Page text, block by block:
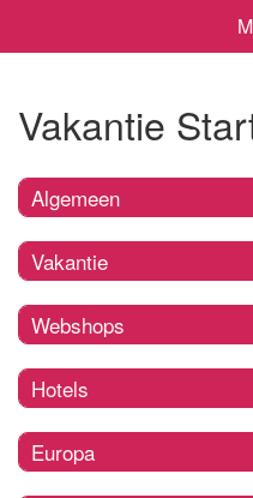
Vakantie
Algemeen
Vakantie
Webshops
Hotels
Europa